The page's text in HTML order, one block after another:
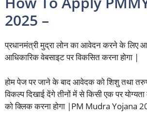
2025 –
प्रधानमंत्री मुद्रा लोन का आवेदन करने के
आधिकारिक वेबसाइट पर विकसित करना होगा |
होम पेज पर जाने के बाद आवेदक को शिशु तथा
विकल्प दिखाई देंगे तीनों में से किसी एक पर
को क्लिक करना होगा |PM Mudra Yojana